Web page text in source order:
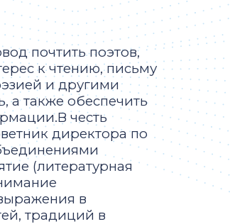
почтить поэтов,
к чтению, письму
и другими
а также обеспечить
честь
директора по
(литературная
в
традиций в